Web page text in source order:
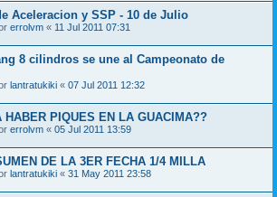
Aceleracion y SSP - 10 de Julio
errolvm « 11 Jul 2011 07:31
8 cilindros se une al Campeonato de
lantratukiki « 07 Jul 2011 12:32
HABER PIQUES EN LA GUACIMA??
errolvm « 05 Jul 2011 13:59
DE LA 3ER FECHA 1/4 MILLA
lantratukiki « 31 May 2011 23:58